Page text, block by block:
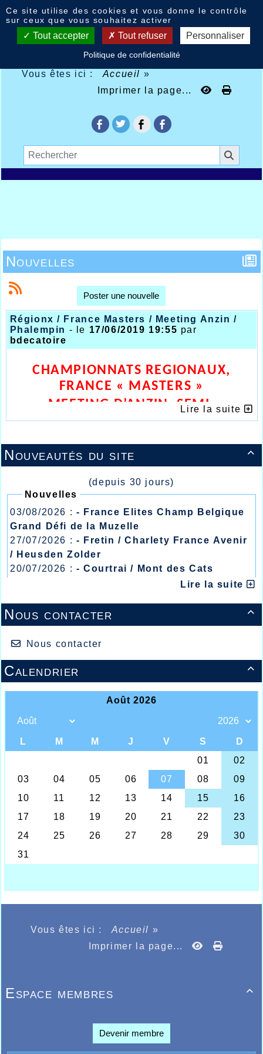
Vous êtes ici : Accueil »
Imprimer la page...

Nouveautés du site
(depuis 30 jours)
Nouvelles
03/08/2026 : - France Elites Champ Belgique
Grand Défi de la Muzelle
27/07/2026 : - Fretin / Charlety France Avenir
/ Heusden Zolder
20/07/2026 : - Courtrai / Mont des Cats
- Lyon / Meeting Abeilles /Lire la suite

Nous contacter
Nous contacter

Calendrier
Nouvelles
Poster une nouvelle
Régionx / France Masters / Meeting Anzin /
Phalempin - le 17/06/2019 19:55 par
bdecatoire
CHAMPIONNATS REGIONAUX,
FRANCE « MASTERS »
MEETING D’ANZIN, SEMI-
MARATHON DE PHALEMPIN
seniors
La saison d’athlétisme est maintenant bien
entamée, et les athlètes Halluinois sont, soit à la
recherche d’améliorations de leurs records
personnels, soit à la recherche de qualifications
pour les championnats de France, et même si
parfois les conditions météorologiques ne sont pas
très favorables aux performances, il faut
reconnaître que les jaunes et bleus s’en sortent pas
trop mal, à l’image du meeting d’Anzin qui se
déroulait ce mercredi 12 juin dans l’antre
d’athlétisme cher au grand champion Michel
l’orage pour quand même retirer plusieurs records
personnels calculés au nombre de sept sur dix
elle devait se qualifier pour les championnats de
France « Espoirs » des 29 et 30 Juin à Châteauroux,
2.13.69, tout comme aux régionaux à Bruay le
dimanche suivant championne régionale et
qualifiée pour Châteauroux en 2.12.49, elle peut
Lire la suite
Vous êtes ici : Accueil »
Imprimer la page...

Espace membres
Devenir membre
Ce site utilise des cookies et vous donne le contrôle
sur ceux que vous souhaitez activer
Tout accepter Tout refuser Personnaliser
Politique de confidentialité